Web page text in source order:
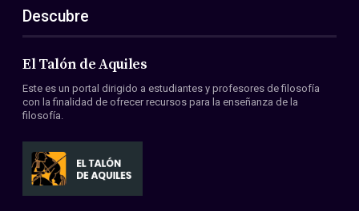
ES
EN
Acerca de nosotros
Miembros
Convenios
Descubre
El Talón de Aquiles
Este es un portal dirigido a estudiantes y profesores de filosofía
con la finalidad de ofrecer recursos para la enseñanza de la
filosofía.